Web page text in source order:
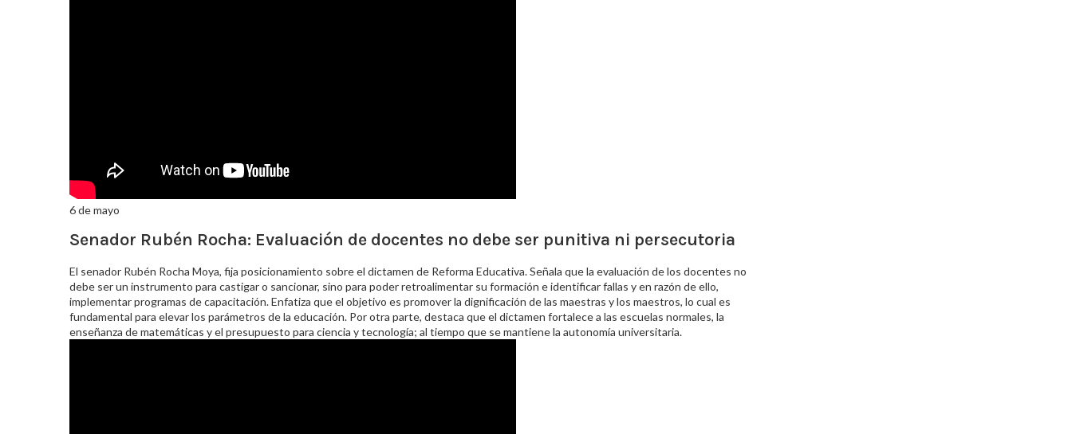
6 de mayo
Senador Rubén Rocha: Evaluación de docentes no debe ser punitiva ni persecutoria
El senador Rubén Rocha Moya, fija posicionamiento sobre el dictamen de Reforma Educativa. Señala que la evaluación de los docentes no
debe ser un instrumento para castigar o sancionar, sino para poder retroalimentar su formación e identificar fallas y en razón de ello,
implementar programas de capacitación. Enfatiza que el objetivo es promover la dignificación de las maestras y los maestros, lo cual es
fundamental para elevar los parámetros de la educación. Por otra parte, destaca que el dictamen fortalece a las escuelas normales, la
enseñanza de matemáticas y el presupuesto para ciencia y tecnología; al tiempo que se mantiene la autonomía universitaria.